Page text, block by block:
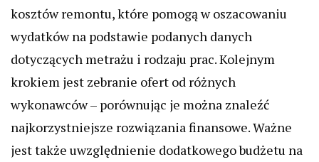
kosztów remontu, które pomogą w oszacowaniu
wydatków na podstawie podanych danych
dotyczących metrażu i rodzaju prac. Kolejnym
krokiem jest zebranie ofert od różnych
wykonawców – porównując je można znaleźć
najkorzystniejsze rozwiązania finansowe. Ważne
jest także uwzględnienie dodatkowego budżetu na